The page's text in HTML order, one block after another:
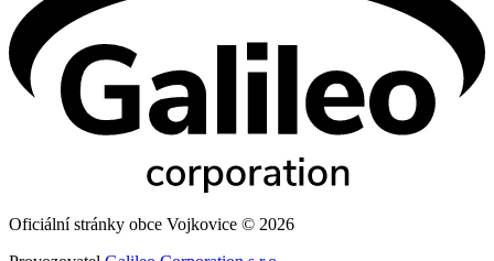
Oficiální stránky obce Vojkovice © 2026